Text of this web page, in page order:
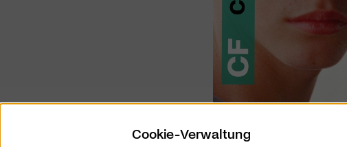
Cookie-Verwaltung